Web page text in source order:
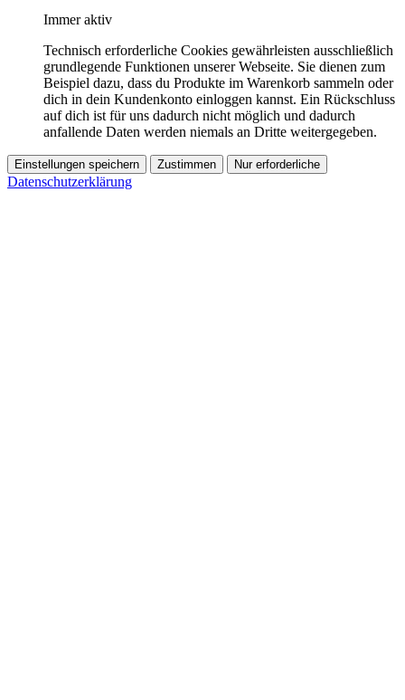
Immer aktiv
Technisch erforderliche Cookies gewährleisten ausschließlich
grundlegende Funktionen unserer Webseite. Sie dienen zum
Beispiel dazu, dass du Produkte im Warenkorb sammeln oder
dich in dein Kundenkonto einloggen kannst. Ein Rückschluss
auf dich ist für uns dadurch nicht möglich und dadurch
anfallende Daten werden niemals an Dritte weitergegeben.
Einstellungen speichern Zustimmen Nur erforderliche
Datenschutzerklärung